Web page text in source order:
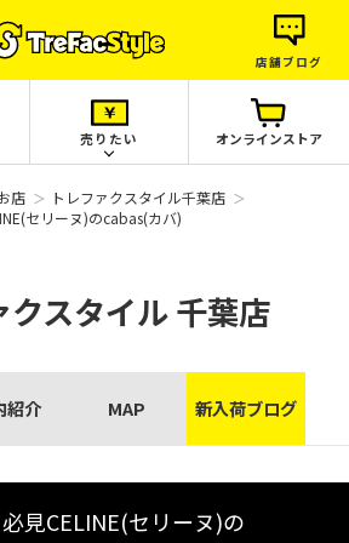
店舗ブログ
売りたい オンラインストア
店
トレファクスタイル千葉店
セリーヌ)のcabas(カバ)
クスタイル千葉店
紹介 MAP 新入荷ブログ
見CELINE(セリーヌ)の